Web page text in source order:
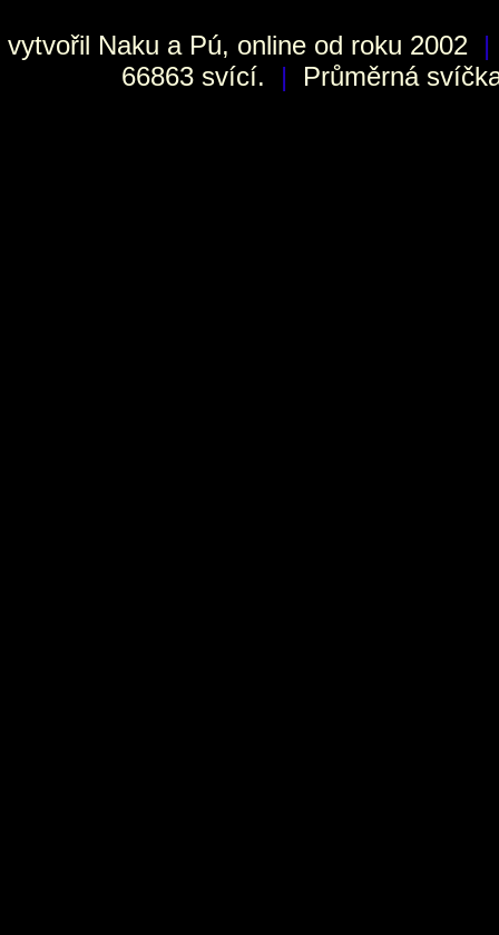
vytvořil Naku a Pú, online od roku 2002 |
66863 svící.
| Průměrná